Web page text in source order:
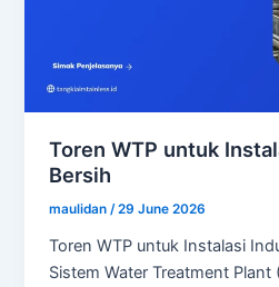
Toren WTP untuk
Bersih
maulidan/29 June 2026
Toren WTP untuk Instalasi
Sistem Water Treatment Plant